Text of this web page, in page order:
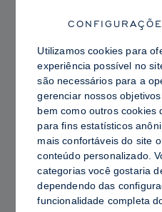
Utilizamos cookies para
experiência possível no
são necessários para a
gerenciar nossos
bem como outros cookies
para fins estatísticos
mais confortáveis ​​do site
conteúdo personalizado.
categorias você gostaria
dependendo das
funcionalidade completa